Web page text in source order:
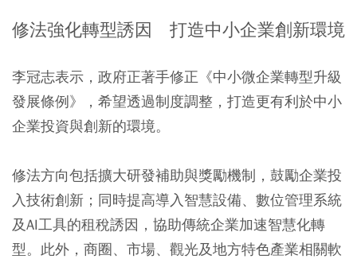
修法強化轉型誘因 打造中小企業創新環境
李冠志表示，政府正著手修正《中小微企業轉型升級
發展條例》，希望透過制度調整，打造更有利於中小
企業投資與創新的環境。
修法方向包括擴大研發補助與獎勵機制，鼓勵企業投
入技術創新；同時提高導入智慧設備、數位管理系統
及AI工具的租稅誘因，協助傳統企業加速智慧化轉
型。此外，商圈、市場、觀光及地方特色產業相關軟